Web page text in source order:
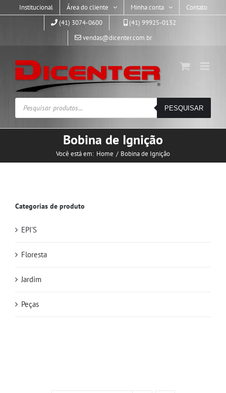
Institucional Área do cliente Minha conta
Contato
(41) 3074-0600
(41) 99925-0132
vendas@dicenter.com.br
Pesquisar
produtos
PESQUISAR
Bobina de Ignição
Você está em: Home Bobina de Ignição
Categorias de produto
EPI'S
Floresta
Jardim
Peças